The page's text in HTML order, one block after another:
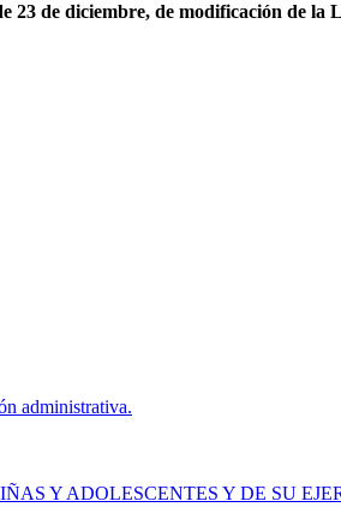
23 de diciembre, de modificación de la
administrativa.
Y ADOLESCENTES Y DE SU